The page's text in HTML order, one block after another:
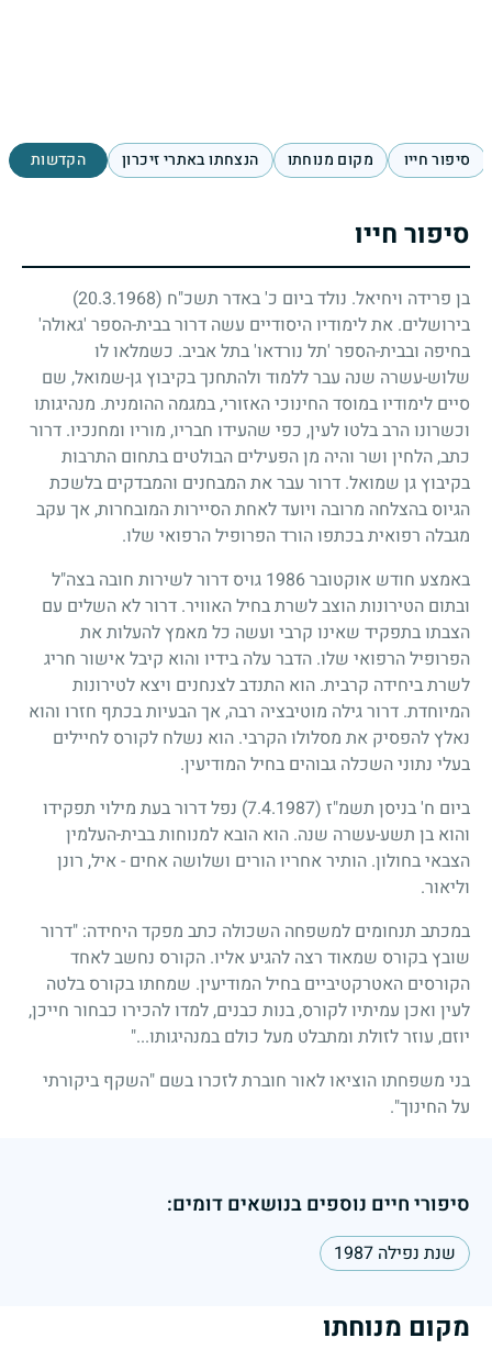
סיפור חייו מקום מנוחתו הנצחתו באתרי זיכרון הקדשות
סיפור חייו
בן פרידה ויחיאל. נולד ביום כ' באדר תשכ"ח (20.3.1968)
בירושלים. את לימודיו היסודיים עשה דרור בבית-הספר 'גאולה'
בחיפה ובבית-הספר 'תל נורדאו' בתל אביב. כשמלאו לו
שלוש-עשרה שנה עבר ללמוד ולהתחנך בקיבוץ גן-שמואל, שם
סיים לימודיו במוסד החינוכי האזורי, במגמה ההומנית. מנהיגותו
וכשרונו הרב בלטו לעין, כפי שהעידו חבריו, מוריו ומחנכיו. דרור
כתב, הלחין ושר והיה מן הפעילים הבולטים בתחום התרבות
בקיבוץ גן שמואל. דרור עבר את המבחנים והמבדקים בלשכת
הגיוס בהצלחה מרובה ויועד לאחת הסיירות המובחרות, אך עקב
מגבלה רפואית בכתפו הורד הפרופיל הרפואי שלו.
באמצע חודש אוקטובר1986 גויס דרור לשירות חובה בצה"ל
ובתום הטירונות הוצב לשרת בחיל האוויר. דרור לא השלים עם
הצבתו בתפקיד שאינו קרבי ועשה כל מאמץ להעלות את
הפרופיל הרפואי שלו. הדבר עלה בידיו והוא קיבל אישור חריג
לשרת ביחידה קרבית. הוא התנדב לצנחנים ויצא לטירונות
המיוחדת. דרור גילה מוטיבציה רבה, אך הבעיות בכתף חזרו והוא
נאלץ להפסיק את מסלולו הקרבי. הוא נשלח לקורס לחיילים
בעלי נתוני השכלה גבוהים בחיל המודיעין.
ביום ח' בניסן תשמ"ז (7.4.1987)
נפל דרור בעת מילוי תפקידו
והוא בן תשע-עשרה שנה. הוא הובא למנוחות בבית-העלמין
הצבאי בחולון. הותיר אחריו הורים ושלושה אחים - איל, רונן
וליאור.
במכתב תנחומים למשפחה השכולה כתב מפקד היחידה: "דרור
שובץ בקורס שמאוד רצה להגיע אליו. הקורס נחשב לאחד
הקורסים האטרקטיביים בחיל המודיעין. שמחתו בקורס בלטה
לעין ואכן עמיתיו לקורס, בנות כבנים, למדו להכירו כבחור חייכן,
יוזם, עוזר לזולת ומתבלט מעל כולם במנהיגותו..."
בני משפחתו הוציאו לאור חוברת לזכרו בשם "השקף ביקורתי
על החינוך".
סיפורי חיים נוספים בנושאים דומים:
שנת נפילה 1987
מקום מנוחתו